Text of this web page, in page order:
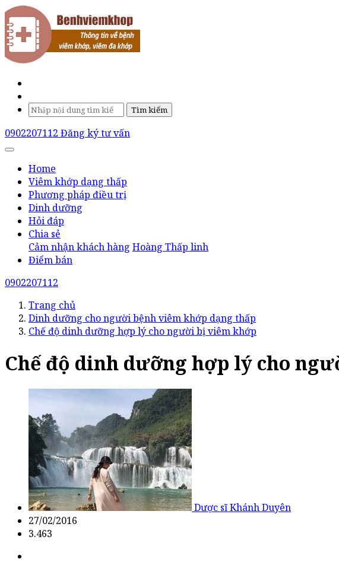
Tìm kiếm
0902207112 Đăng ký tư vấn
Home
Viêm khớp dạng thấp
Phương pháp điều trị
Dinh dưỡng
Hỏi đáp
Chia sẻ
Cảm nhận khách hàng Hoàng Thấp linh
Điểm bán
0902207112
Trang chủ
Dinh dưỡng cho người bệnh viêm khớp dạng thấp
Chế độ dinh dưỡng hợp lý cho người bị viêm khớp
Chế độ dinh dưỡng hợp lý cho
Dược sĩ Khánh Duyên
27/02/2016
3.463